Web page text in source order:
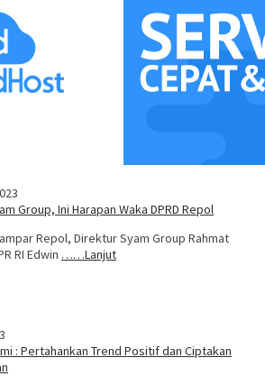
Group, Ini Harapan Waka DPRD Repol
Repol, Direktur Syam Group Rahmat
RI Edwin ……Lanjut
: Pertahankan Trend Positif dan Ciptakan